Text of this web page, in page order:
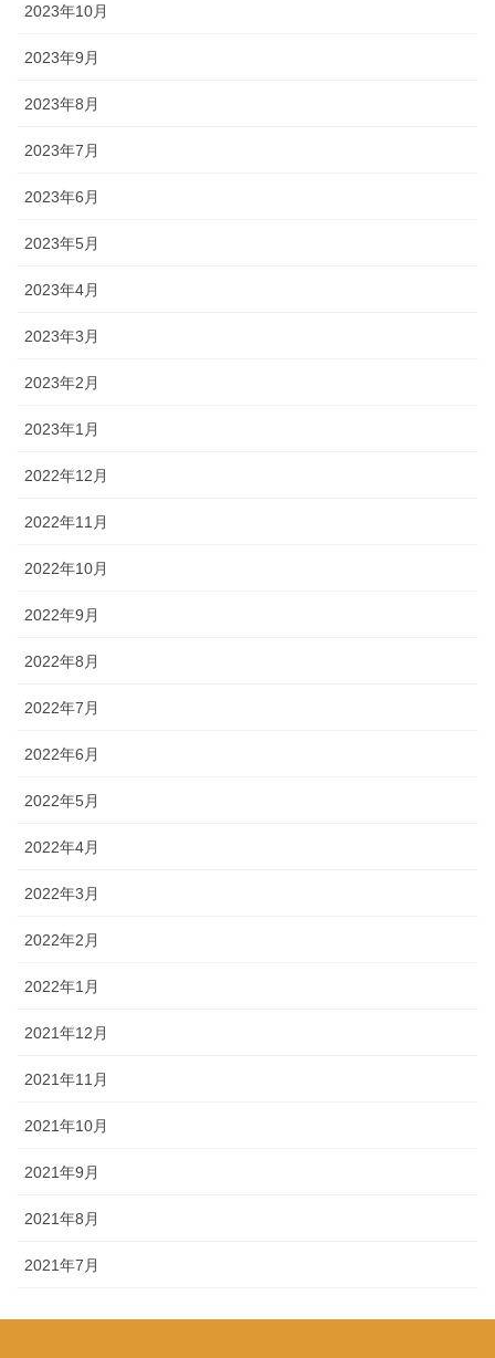
2023年10月
2023年9月
2023年8月
2023年7月
2023年6月
2023年5月
2023年4月
2023年3月
2023年2月
2023年1月
2022年12月
2022年11月
2022年10月
2022年9月
2022年8月
2022年7月
2022年6月
2022年5月
2022年4月
2022年3月
2022年2月
2022年1月
2021年12月
2021年11月
2021年10月
2021年9月
2021年8月
2021年7月